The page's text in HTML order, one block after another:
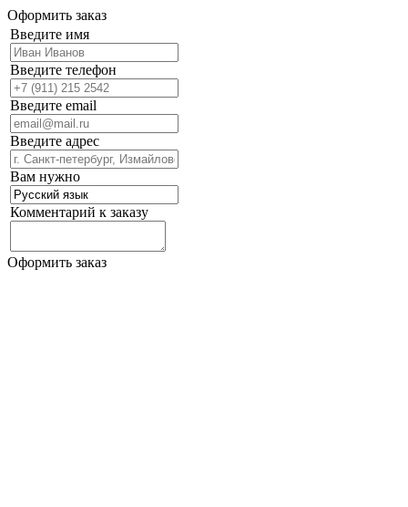
Оформить заказ
Введите имя
Введите телефон
Введите email
Введите адрес
Вам нужно
Комментарий к заказу
Оформить заказ